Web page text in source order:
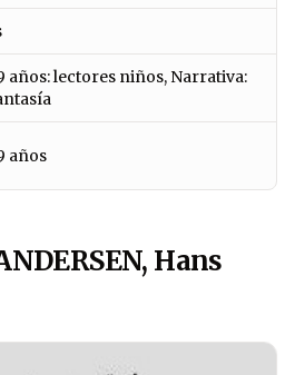
años: lectores niños, Narrativa:
años
Hans